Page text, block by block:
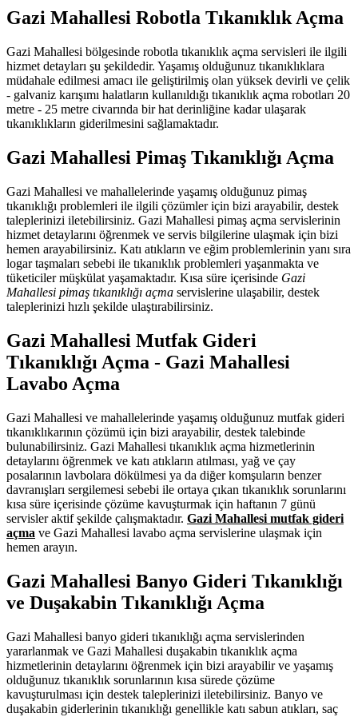
Gazi Mahallesi Robotla Tıkanıklık Açma
Gazi Mahallesi bölgesinde robotla tıkanıklık açma servisleri ile ilgili
hizmet detayları şu şekildedir. Yaşamış olduğunuz tıkanıklıklara
müdahale edilmesi amacı ile geliştirilmiş olan yüksek devirli ve çelik
- galvaniz karışımı halatların kullanıldığı tıkanıklık açma robotları 20
metre - 25 metre civarında bir hat derinliğine kadar ulaşarak
tıkanıklıkların giderilmesini sağlamaktadır.
Gazi Mahallesi Pimaş Tıkanıklığı Açma
Gazi Mahallesi ve mahallelerinde yaşamış olduğunuz pimaş
tıkanıklığı problemleri ile ilgili çözümler için bizi arayabilir, destek
taleplerinizi iletebilirsiniz. Gazi Mahallesi pimaş açma servislerinin
hizmet detaylarını öğrenmek ve servis bilgilerine ulaşmak için bizi
hemen arayabilirsiniz. Katı atıkların ve eğim problemlerinin yanı sıra
logar taşmaları sebebi ile tıkanıklık problemleri yaşanmakta ve
tüketiciler müşkülat yaşamaktadır. Kısa süre içerisinde Gazi
Mahallesi pimaş tıkanıklığı açma servislerine ulaşabilir, destek
taleplerinizi hızlı şekilde ulaştırabilirsiniz.
Gazi Mahallesi Mutfak Gideri
Tıkanıklığı Açma - Gazi Mahallesi
Lavabo Açma
Gazi Mahallesi ve mahallelerinde yaşamış olduğunuz mutfak gideri
tıkanıklıkarının çözümü için bizi arayabilir, destek talebinde
bulunabilirsiniz. Gazi Mahallesi tıkanıklık açma hizmetlerinin
detaylarını öğrenmek ve katı atıkların atılması, yağ ve çay
posalarının lavbolara dökülmesi ya da diğer komşuların benzer
davranışları sergilemesi sebebi ile ortaya çıkan tıkanıklık sorunlarını
kısa süre içerisinde çözüme kavuşturmak için haftanın 7 günü
servisler aktif şekilde çalışmaktadır. Gazi Mahallesi mutfak gideri
açma ve Gazi Mahallesi lavabo açma servislerine ulaşmak için
hemen arayın.
Gazi Mahallesi Banyo Gideri Tıkanıklığı
ve Duşakabin Tıkanıklığı Açma
Gazi Mahallesi banyo gideri tıkanıklığı açma servislerinden
yararlanmak ve Gazi Mahallesi duşakabin tıkanıklık açma
hizmetlerinin detaylarını öğrenmek için bizi arayabilir ve yaşamış
olduğunuz tıkanıklık sorunlarının kısa sürede çözüme
kavuşturulması için destek taleplerinizi iletebilirsiniz. Banyo ve
duşakabin giderlerinin tıkanıklığı genellikle katı sabun atıkları, saç